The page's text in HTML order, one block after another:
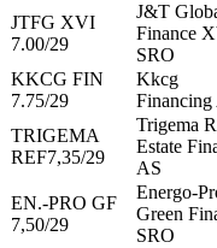
JTFG XVI
7.00/29
J&T
Finance
SRO
KKCG FIN
7.75/29
Kkcg
Financing
TRIGEMA
REF7,35/29
Trigema
Estate
AS
EN.-PRO GF
7,50/29
Energo-
Green
SRO